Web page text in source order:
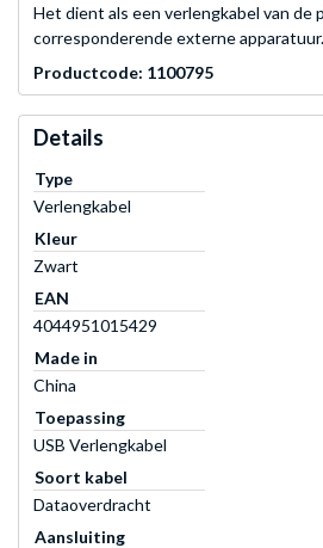
Het dient als een verlengkabel van de
corresponderende externe apparatuur.
Productcode: 1100795
Details
Type
Verlengkabel
Kleur
Zwart
EAN
4044951015429
Made in
China
Toepassing
USB Verlengkabel
Soort kabel
Dataoverdracht
Aansluiting